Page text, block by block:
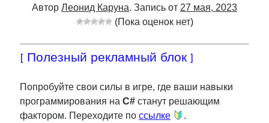
Автор Леонид Каруна. Запись от 27 мая, 2023
(Пока оценок нет)
[ Полезный рекламный блок ]
Попробуйте свои силы в игре, где ваши навыки
программирования наC# станут решающим
фактором. Переходите поссылке .